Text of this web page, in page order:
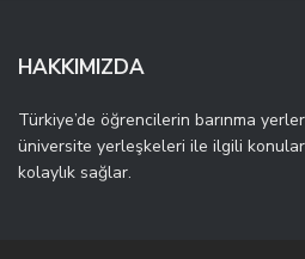
HAKKIMIZDA
Türkiye’de öğrencilerin barınma
üniversite yerleşkeleri ile ilgili
kolaylık sağlar.